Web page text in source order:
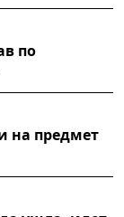
по
на предмет